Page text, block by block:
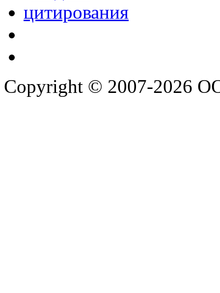
Copyright © 2007-2026